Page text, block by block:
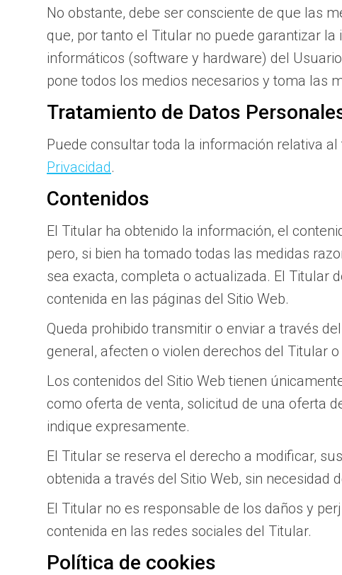
No obstante, debe ser consciente de que las
que, por tanto el Titular no puede garantizar
informáticos (software y hardware) del
pone todos los medios necesarios y toma las
Tratamiento de Datos
Puede consultar toda la información relativa
Privacidad.
Contenidos
El Titular ha obtenido la información, el
pero, si bien ha tomado todas las medidas
sea exacta, completa o actualizada. El Titular
contenida en las páginas del Sitio Web.
Queda prohibido transmitir o enviar a través
general, afecten o violen derechos del Titular
Los contenidos del Sitio Web tienen
como oferta de venta, solicitud de una oferta
indique expresamente.
El Titular se reserva el derecho a modificar,
obtenida a través del Sitio Web, sin necesidad
El Titular no es responsable de los daños y
contenida en las redes sociales del Titular.
Política de cookies